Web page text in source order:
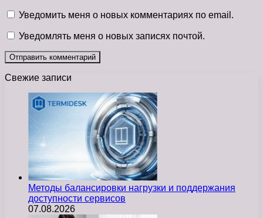
Уведомить меня о новых комментариях по email.
Уведомлять меня о новых записях почтой.
Свежие записи
Методы балансировки нагрузки и поддержания
доступности сервисов
07.08.2026